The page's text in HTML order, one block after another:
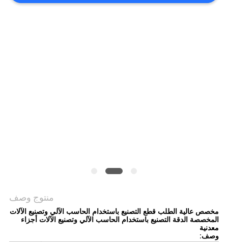
خريطة
منتوج وصف
مخصص عالية الطلب قطع التصنيع باستخدام الحاسب الآلي وتصنيع الآلات
المخصصة الدقة التصنيع باستخدام الحاسب الآلي وتصنيع الآلات أجزاء
معدنية
وصف: